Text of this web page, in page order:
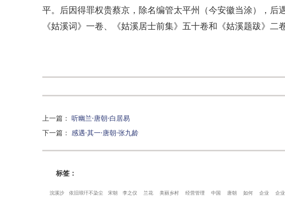
平。后因得罪权贵蔡京，除名编管太平州（今安徽当涂），后
《姑溪词》一卷、《姑溪居士前集》五十卷和《姑溪题跋》二卷
上一篇 ： 听幽兰·唐朝·白居易
下一篇 ： 感遇·其一·唐朝·张九龄
标签：
浣溪沙 依旧琅玕不染尘 宋朝 李之仪 兰花 美丽乡村 经营管理 中国 唐朝 如何 企业 企